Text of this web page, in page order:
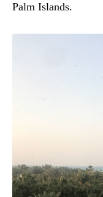
Palm Islands.